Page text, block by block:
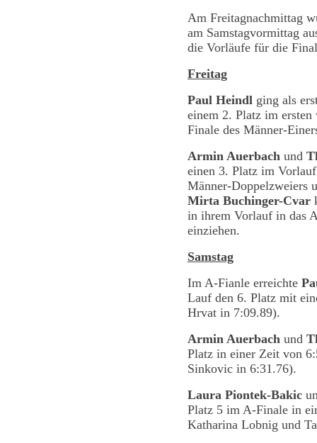
Am Freitagnachmittag
am Samstagvormittag
die Vorläufe für die
Freitag
Paul Heindl ging als
einem 2. Platz im
Finale des Männer-
Armin Auerbach und
einen 3. Platz im
Männer-Doppelzweiers
Mirta Buchinger-Cvar
in ihrem Vorlauf in das
einziehen.
Samstag
Im A-Fianle erreichte
Lauf den 6. Platz mit
Hrvat in 7:09.89).
Armin Auerbach und
Platz in einer Zeit von
Sinkovic in 6:31.76).
Laura Piontek-Bakic
Platz 5 im A-Finale in
Katharina Lobnig und